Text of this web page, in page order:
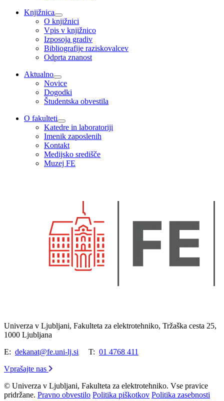
Knjižnica
O knjižnici
Vpis v knjižnico
Izposoja gradiv
Bibliografije raziskovalcev
Odprta znanost
Aktualno
Novice
Dogodki
Študentska obvestila
O fakulteti
Katedre in laboratoriji
Imenik zaposlenih
Kontakt
Medijsko središče
Muzej FE
Univerza v Ljubljani, Fakulteta za elektrotehniko, Tržaška cesta 25,
1000 Ljubljana
E: dekanat@fe.uni-lj.si T: 01 4768 411
Vprašajte nas
© Univerza v Ljubljani, Fakulteta za elektrotehniko. Vse pravice
pridržane. Pravno obvestilo Politika piškotkov Politika zasebnosti